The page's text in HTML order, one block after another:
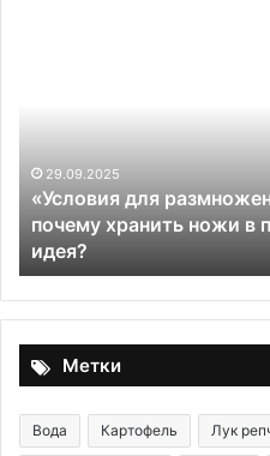
ножи
подставке
—
плохая
идея?
29.09.2025
«Условия для
почему хранить ножи в
идея?
Метки
Вода Картофель Лук